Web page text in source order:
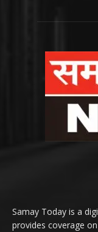
Samay Today is a
provides coverage